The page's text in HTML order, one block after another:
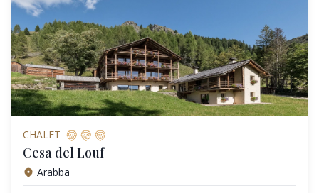
CHALET
Cesa del Louf
Arabba